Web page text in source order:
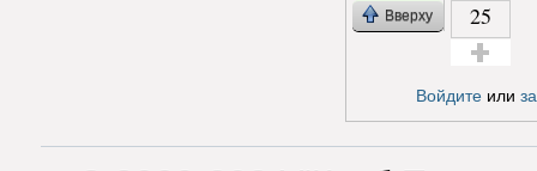
Вверху 25
Войдитеили